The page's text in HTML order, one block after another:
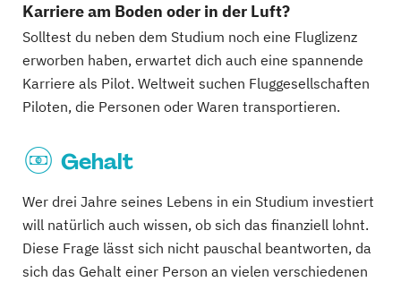
Karriere am Boden oder in der Luft?
Solltest du neben dem Studium noch eine Fluglizenz
erworben haben, erwartet dich auch eine spannende
Karriere als Pilot. Weltweit suchen Fluggesellschaften
Piloten, die Personen oder Waren transportieren.
Gehalt
Wer drei Jahre seines Lebens in ein Studium investiert
will natürlich auch wissen, ob sich das finanziell lohnt.
Diese Frage lässt sich nicht pauschal beantworten, da
sich das Gehalt einer Person an vielen verschiedenen